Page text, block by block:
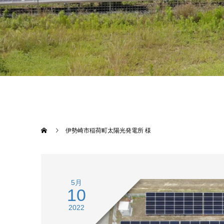
伊勢崎市稲荷町太陽光発電所 様
5月
10
2022